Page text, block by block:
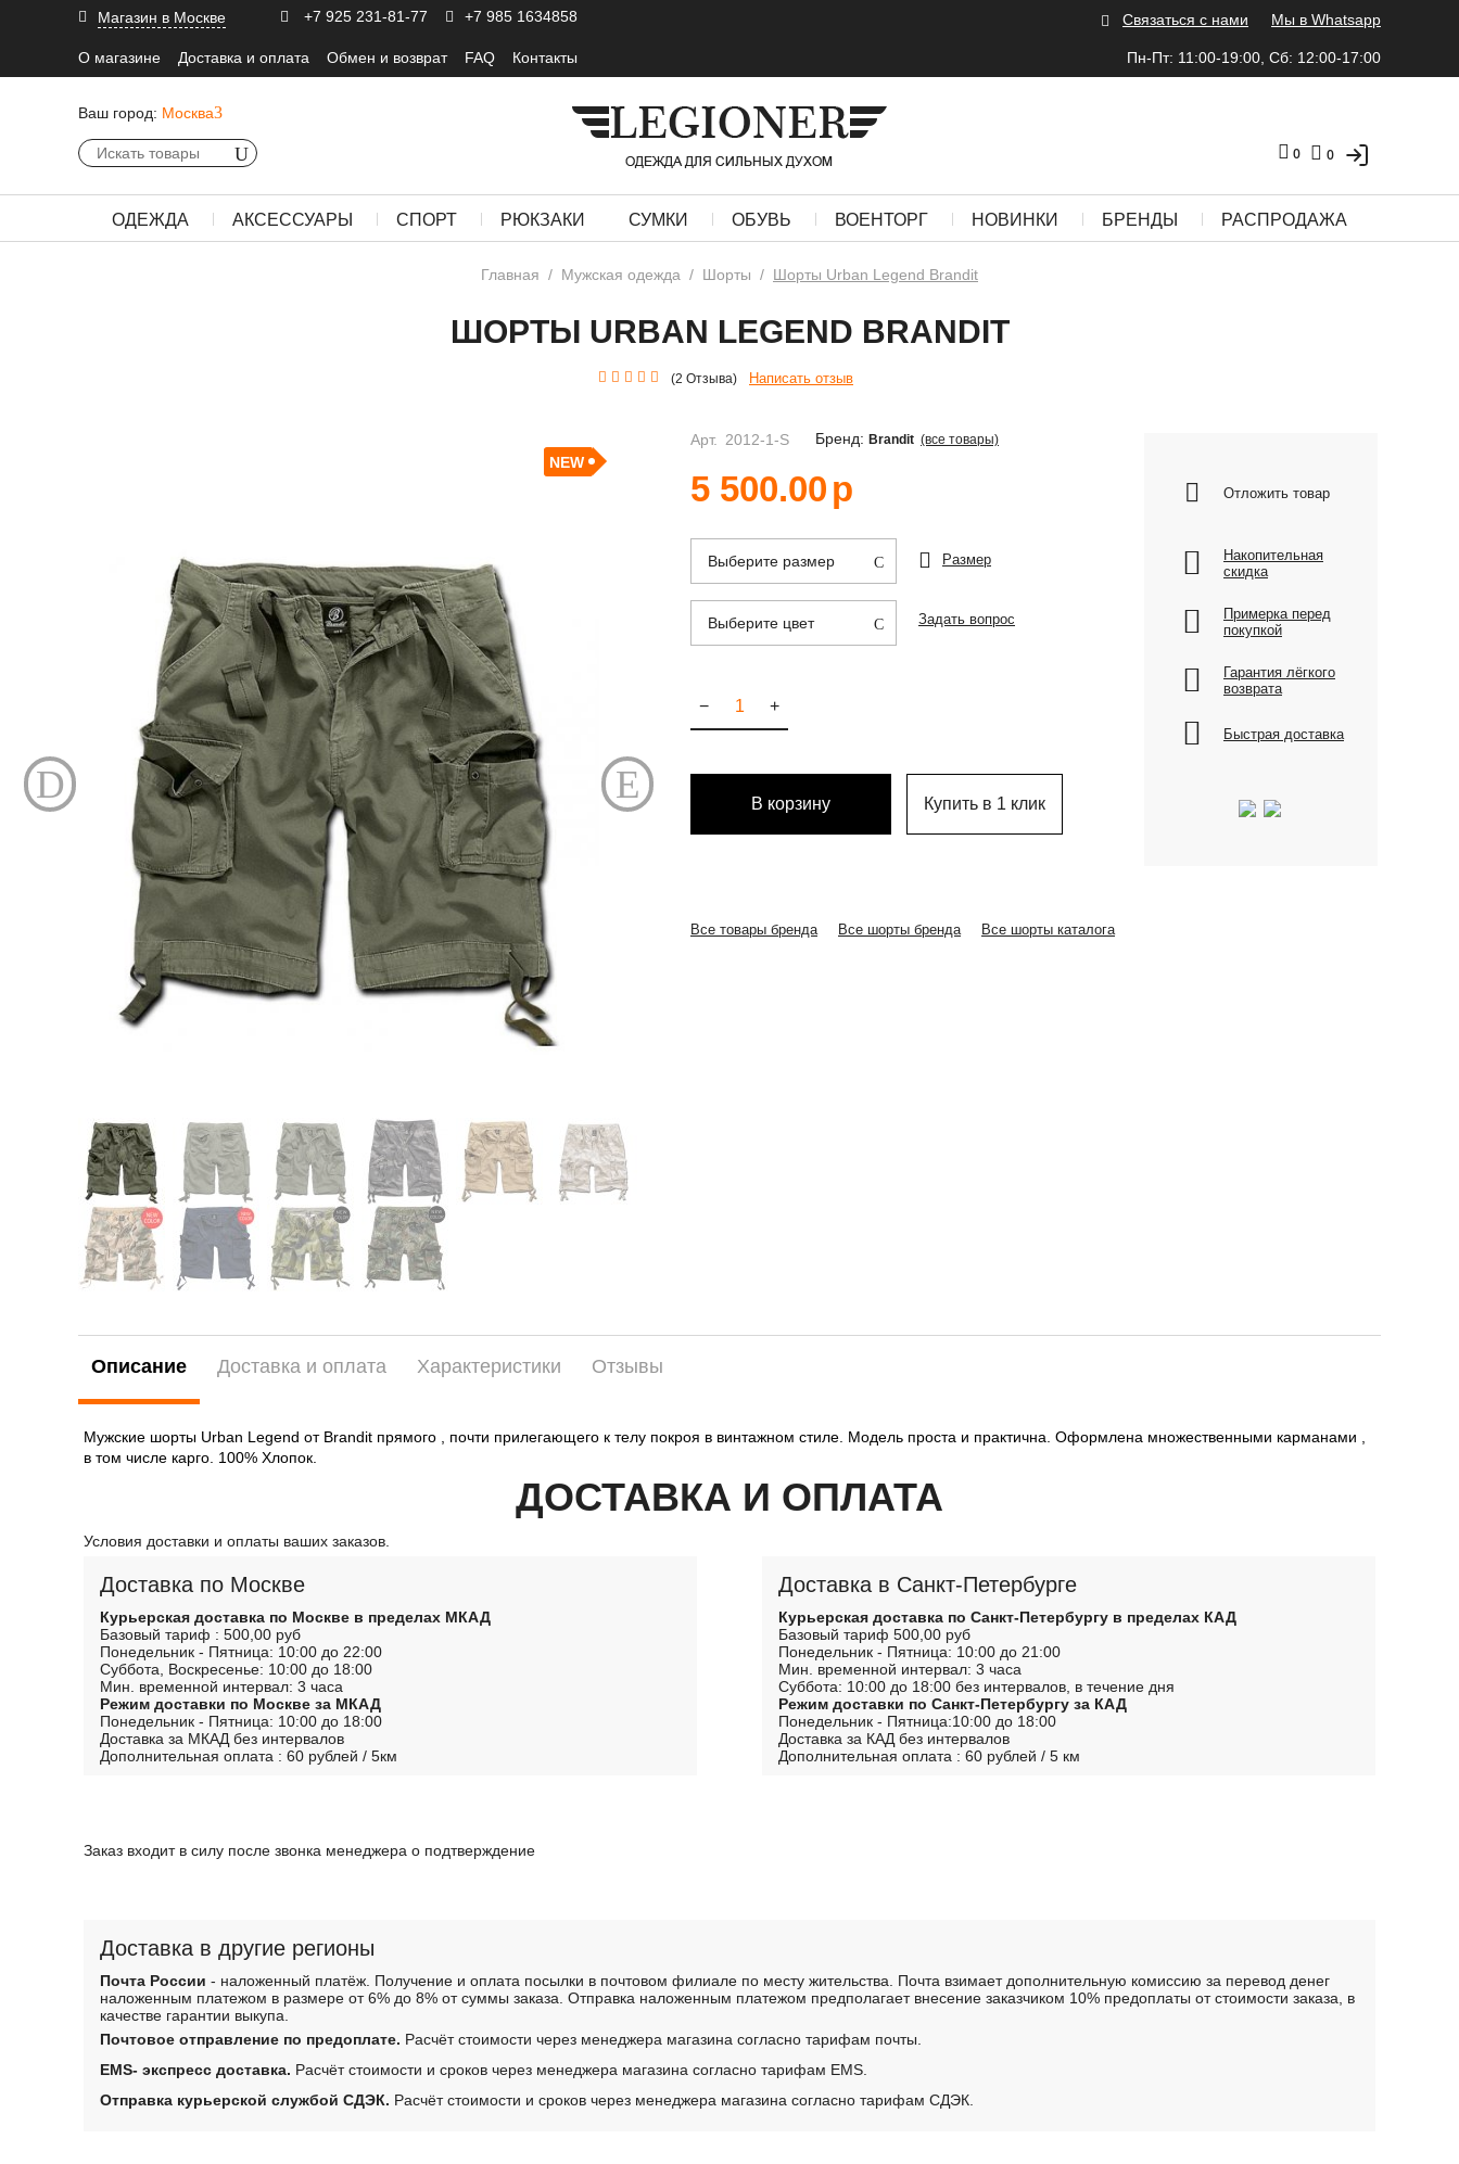
Магазин в Москве +7 925 231-81-77 +7 985 1634858 Связаться с нами Мы в Whatsapp
О магазине Доставка и оплата Обмен и возврат FAQ Контакты Пн-Пт: 11:00-19:00, Сб: 12:00-17:00
Ваш город: Москва
0
0
ОДЕЖДА АКСЕССУАРЫ СПОРТ РЮКЗАКИ СУМКИ ОБУВЬ ВОЕНТОРГ НОВИНКИ БРЕНДЫ РАСПРОДАЖА
Главная / Мужская одежда / Шорты / Шорты Urban Legend Brandit
ШОРТЫ URBAN LEGEND BRANDIT
(2 Отзыва) Написать отзыв
NEW
Арт. 2012-1-S Бренд: Brandit (все товары)
5 500.00р
Выберите размер
Выберите цвет
Размер
Задать вопрос
+
−
В корзину Купить в 1 клик
Отложить товар
Накопительная
скидка
Примерка перед
покупкой
Гарантия лёгкого
возврата
Быстрая доставка
Все товары бренда Все шорты бренда Все шорты каталога
Описание Доставка и оплата Характеристики Отзывы
Мужские шорты Urban Legend от Brandit прямого , почти прилегающего к телу покроя в винтажном стиле. Модель проста и практична. Оформлена множественными карманами ,
в том числе карго. 100% Хлопок.
ДОСТАВКА И ОПЛАТА
Условия доставки и оплаты ваших заказов.
Доставка по Москве
Курьерская доставка по Москве в пределах МКАД
Базовый тариф : 500,00 руб
Понедельник - Пятница: 10:00 до 22:00
Суббота, Воскресенье: 10:00 до 18:00
Мин. временной интервал: 3 часа
Режим доставки по Москве за МКАД
Понедельник - Пятница: 10:00 до 18:00
Доставка за МКАД без интервалов
Дополнительная оплата : 60 рублей / 5км
Доставка в Санкт-Петербурге
Курьерская доставка по Санкт-Петербургу в пределах КАД
Базовый тариф 500,00 руб
Понедельник - Пятница: 10:00 до 21:00
Мин. временной интервал: 3 часа
Суббота: 10:00 до 18:00 без интервалов, в течение дня
Режим доставки по Санкт-Петербургу за КАД
Понедельник - Пятница:10:00 до 18:00
Доставка за КАД без интервалов
Дополнительная оплата : 60 рублей / 5 км
Заказ входит в силу после звонка менеджера о подтверждение
Доставка в другие регионы
Почта России - наложенный платёж. Получение и оплата посылки в почтовом филиале по месту жительства. Почта взимает дополнительную комиссию за перевод денег
наложенным платежом в размере от 6% до 8% от суммы заказа. Отправка наложенным платежом предполагает внесение заказчиком 10% предоплаты от стоимости заказа, в
качестве гарантии выкупа.
Почтовое отправление по предоплате. Расчёт стоимости через менеджера магазина согласно тарифам почты.
EMS- экспресс доставка. Расчёт стоимости и сроков через менеджера магазина согласно тарифам EMS.
Отправка курьерской службой СДЭК. Расчёт стоимости и сроков через менеджера магазина согласно тарифам СДЭК.